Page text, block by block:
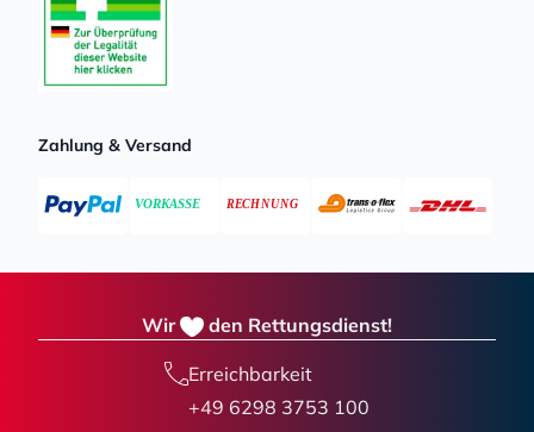
Zahlung & Versand
Wir den Rettungsdienst!
Erreichbarkeit
+49 6298 3753 100